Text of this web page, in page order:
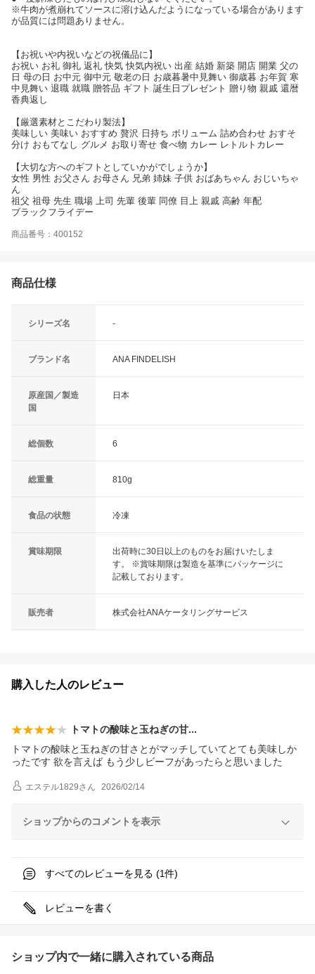
※牛肉が煮崩れてソースに溶け込んだようになっている場合があります
が品質には問題ありません。
【お祝いや内祝いなどの祝儀品に】
お祝い お礼 御礼 返礼 快気 快気内祝い 出産 結婚 新築 開店 開業 父の
日 母の日 お中元 御中元 敬老の日 お歳暮暑中見舞い 御歳暮 お年賀 寒
中見舞い 退職 就職 贈答品 ギフト 誕生日プレゼント 贈り物 親戚 還暦
香典返し
【厳選素材とこだわり製法】
美味しい 美味い おすすめ 贅沢 日持ち ボリューム 詰め合わせ おすそ
分け おもてなし グルメ お取り寄せ 食べ物 カレー レトルトカレー
【大切な方へのギフトとしていかがでしょうか】
女性 男性 お父さん お母さん 兄弟 姉妹 子供 おばあちゃん おじいちゃ
ん
祖父 祖母 先生 職場 上司 先輩 後輩 同僚 目上 親戚 高齢 年配
ブラックフライデー
商品番号：400152
商品仕様
シリーズ名 -
ブランド名 ANA FINDELISH
原産国／製造
国
日本
総個数 6
総重量 810g
食品の状態 冷凍
賞味期限
出荷時に30日以上のものをお届けいたしま
す。 ※賞味期限は製造を基準にパッケージに
記載しております。
販売者 株式会社ANAケータリングサービス
購入した人のレビュー
トマトの酸味と玉ねぎの甘
トマトの酸味と玉ねぎの甘さとがマッチしていてとても美味しか
ったです 欲を言えば もう少しビーフがあったらと思いました
エステル1829さん 2026/02/14
ショップからのコメントを表示
すべてのレビューを見る (1件)
レビューを書く
ショップ内で一緒に購入されている商品